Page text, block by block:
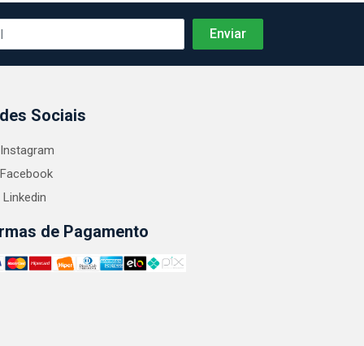
Sociais
Instagram
Facebook
Linkedin
de Pagamento